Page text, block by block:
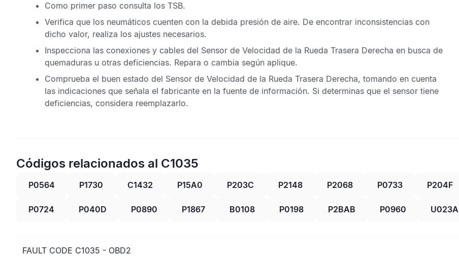
Como primer paso consulta los TSB.
Verifica que los neumáticos cuenten con la debida presión de aire. De encontrar inconsistencias con
dicho valor, realiza los ajustes necesarios.
Inspecciona las conexiones y cables del Sensor de Velocidad de la Rueda Trasera Derecha en busca de
quemaduras u otras deficiencias. Repara o cambia según aplique.
Comprueba el buen estado del Sensor de Velocidad de la Rueda Trasera Derecha, tomando en cuenta
las indicaciones que señala el fabricante en la fuente de información. Si determinas que el sensor tiene
deficiencias, considera reemplazarlo.
Códigos relacionados al C1035
P0564 P1730 C1432 P15A0 P203C P2148 P2068 P0733 P204F
P0724 P040D P0890 P1867 B0108 P0198 P2BAB P0960 U023A
FAULT CODE C1035 - OBD2